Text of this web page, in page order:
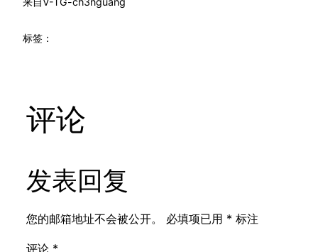
标签：
评论
发表回复
您的邮箱地址不会被公开。 必填项已用 * 标注
评论 *